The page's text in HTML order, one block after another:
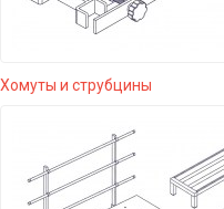
Хомуты и струбцины